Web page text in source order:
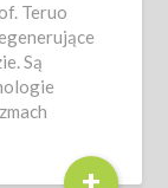
Teruo
Są